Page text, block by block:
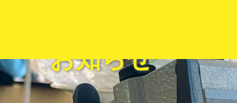
お知らせ